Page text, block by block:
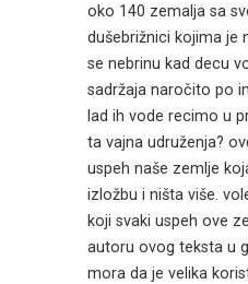
oko 140 zemalja sa
dušebrižnici kojima je
se nebrinu kad decu
sadržaja naročito po
lad ih vode recimo u
ta vajna udruženja?
uspeh naše zemlje
izložbu i ništa više.
koji svaki uspeh ove
autoru ovog teksta u
mora da je velika